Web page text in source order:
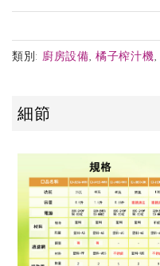
類別: 廚房設備,橘子榨汁機,
細節